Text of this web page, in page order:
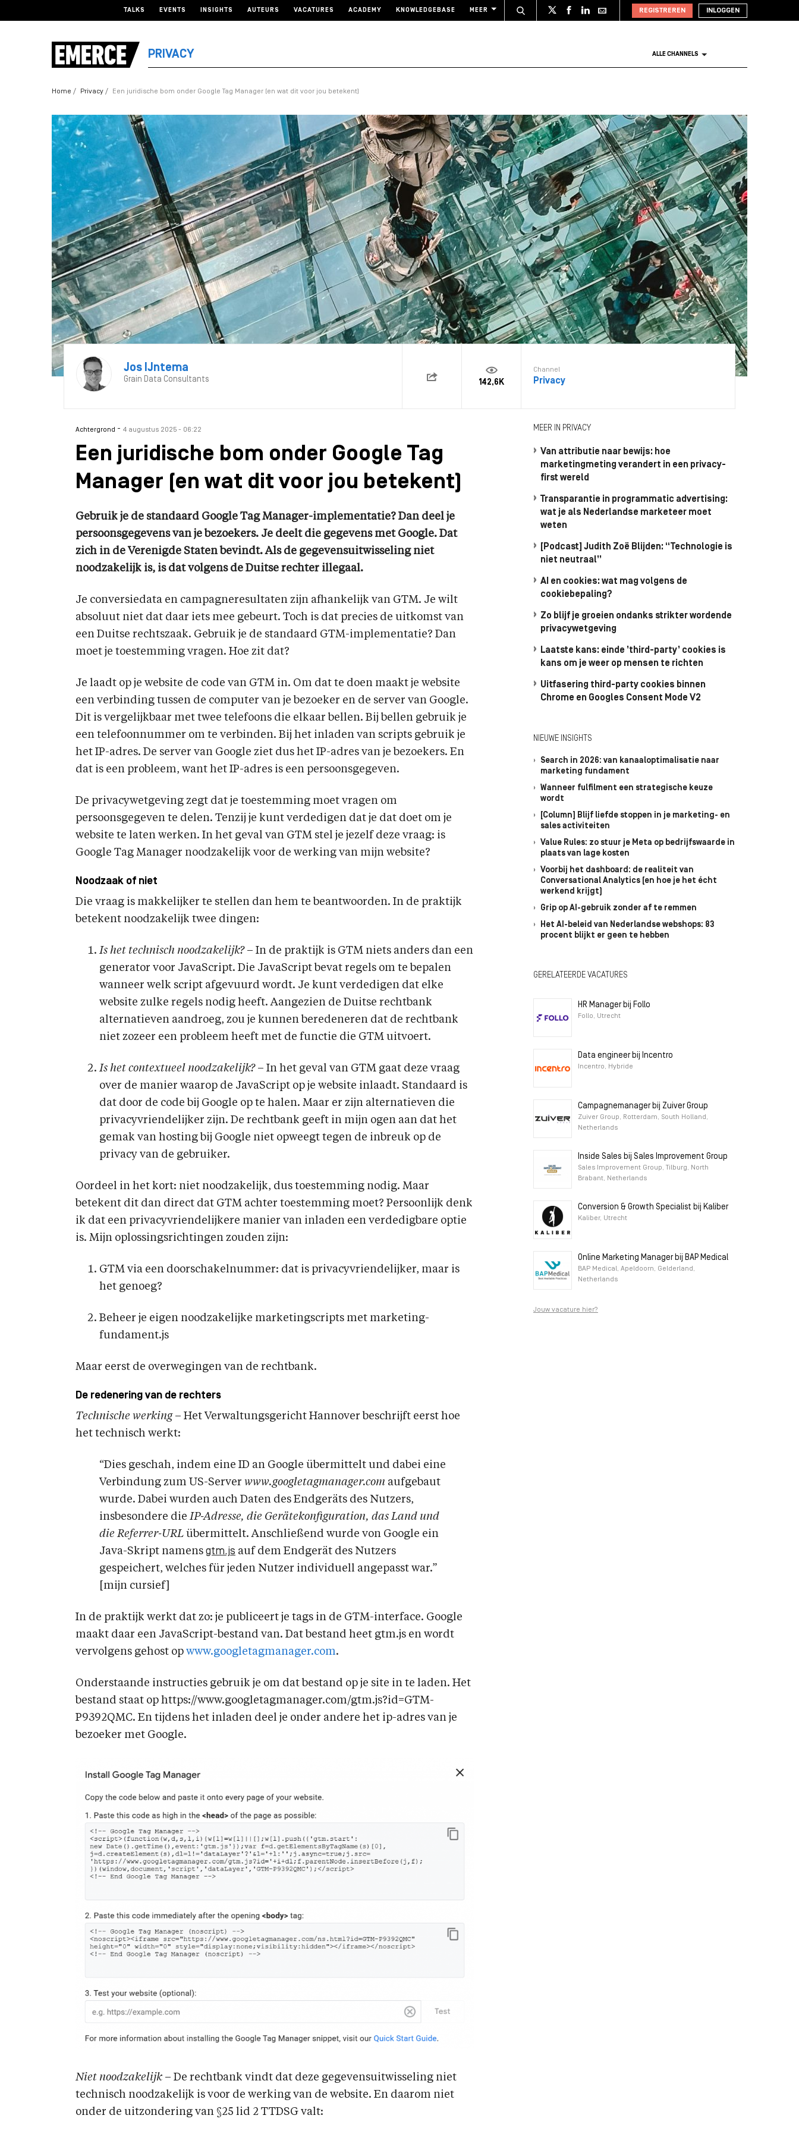
TALKS EVENTS INSIGHTS AUTEURS VACATURES ACADEMY KNOWLEDGEBASE MEER REGISTREREN INLOGGEN
PRIVACY ALLE CHANNELS
Home Privacy Een juridische bom onder Google Tag Manager (en wat dit voor jou betekent)
Jos IJntema
Grain Data Consultants 142,6K
Channel
Privacy
Achtergrond - 4 augustus 2025 - 06:22
Een juridische bom onder Google Tag
Manager (en wat dit voor jou betekent)
Gebruik je de standaard Google Tag Manager-implementatie? Dan deel je
persoonsgegevens van je bezoekers. Je deelt die gegevens met Google. Dat
zich in de Verenigde Staten bevindt. Als de gegevensuitwisseling niet
noodzakelijk is, is dat volgens de Duitse rechter illegaal.
Je conversiedata en campagneresultaten zijn afhankelijk van GTM. Je wilt
absoluut niet dat daar iets mee gebeurt. Toch is dat precies de uitkomst van
een Duitse rechtszaak. Gebruik je de standaard GTM-implementatie? Dan
moet je toestemming vragen. Hoe zit dat?
Je laadt op je website de code van GTM in. Om dat te doen maakt je website
een verbinding tussen de computer van je bezoeker en de server van Google.
Dit is vergelijkbaar met twee telefoons die elkaar bellen. Bij bellen gebruik je
een telefoonnummer om te verbinden. Bij het inladen van scripts gebruik je
het IP-adres. De server van Google ziet dus het IP-adres van je bezoekers. En
dat is een probleem, want het IP-adres is een persoonsgegeven.
De privacywetgeving zegt dat je toestemming moet vragen om
persoonsgegeven te delen. Tenzij je kunt verdedigen dat je dat doet om je
website te laten werken. In het geval van GTM stel je jezelf deze vraag: is
Google Tag Manager noodzakelijk voor de werking van mijn website?
Noodzaak of niet
Die vraag is makkelijker te stellen dan hem te beantwoorden. In de praktijk
betekent noodzakelijk twee dingen:
Is het technisch noodzakelijk?– In de praktijk is GTM niets anders dan een
generator voor JavaScript. Die JavaScript bevat regels om te bepalen
wanneer welk script afgevuurd wordt. Je kunt verdedigen dat elke
website zulke regels nodig heeft. Aangezien de Duitse rechtbank
alternatieven aandroeg, zou je kunnen beredeneren dat de rechtbank
niet zozeer een probleem heeft met de functie die GTM uitvoert.
Is het contextueel noodzakelijk?– In het geval van GTM gaat deze vraag
over de manier waarop de JavaScript op je website inlaadt. Standaard is
dat door de code bij Google op te halen. Maar er zijn alternatieven die
privacyvriendelijker zijn. De rechtbank geeft in mijn ogen aan dat het
gemak van hosting bij Google niet opweegt tegen de inbreuk op de
privacy van de gebruiker.
Oordeel in het kort: niet noodzakelijk, dus toestemming nodig. Maar
betekent dit dan direct dat GTM achter toestemming moet? Persoonlijk denk
ik dat een privacyvriendelijkere manier van inladen een verdedigbare optie
is. Mijn oplossingsrichtingen zouden zijn:
GTM via een doorschakelnummer: dat is privacyvriendelijker, maar is
het genoeg?
Beheer je eigen noodzakelijke marketingscripts met marketing-
fundament.js
Maar eerst de overwegingen van de rechtbank.
De redenering van de rechters
Technische werking– Het Verwaltungsgericht Hannover beschrijft eerst hoe
het technisch werkt:
“Dies geschah, indem eine ID an Google übermittelt und dabei eine
Verbindung zum US-Server www.googletagmanager.com aufgebaut
wurde. Dabei wurden auch Daten des Endgeräts des Nutzers,
insbesondere die IP-Adresse, die Gerätekonfiguration, das Land und
die Referrer-URL übermittelt. Anschließend wurde von Google ein
Java-Skript namens gtm.js auf dem Endgerät des Nutzers
gespeichert, welches für jeden Nutzer individuell angepasst war.”
[mijn cursief]
In de praktijk werkt dat zo: je publiceert je tags in de GTM-interface. Google
maakt daar een JavaScript-bestand van. Dat bestand heet gtm.js en wordt
vervolgens gehost op www.googletagmanager.com.
Onderstaande instructies gebruik je om dat bestand op je site in te laden. Het
bestand staat op https://www.googletagmanager.com/gtm.js?id=GTM-
P9392QMC. En tijdens het inladen deel je onder andere het ip-adres van je
bezoeker met Google.
Niet noodzakelijk – De rechtbank vindt dat deze gegevensuitwisseling niet
technisch noodzakelijk is voor de werking van de website. En daarom niet
onder de uitzondering van §25 lid 2 TTDSG valt:
MEER IN PRIVACY
Van attributie naar bewijs: hoe
marketingmeting verandert in een privacy-
first wereld
Transparantie in programmatic advertising:
wat je als Nederlandse marketeer moet
weten
[Podcast] Judith Zoë Blijden: “Technologie is
niet neutraal”
AI en cookies: wat mag volgens de
cookiebepaling?
Zo blijf je groeien ondanks strikter wordende
privacywetgeving
Laatste kans: einde ’third-party’ cookies is
kans om je weer op mensen te richten
Uitfasering third-party cookies binnen
Chrome en Googles Consent Mode V2
NIEUWE INSIGHTS
Search in 2026: van kanaaloptimalisatie naar
marketing fundament
Wanneer fulfilment een strategische keuze
wordt
[Column] Blijf liefde stoppen in je marketing- en
sales activiteiten
Value Rules: zo stuur je Meta op bedrijfswaarde in
plaats van lage kosten
Voorbij het dashboard: de realiteit van
Conversational Analytics (en hoe je het écht
werkend krijgt)
Grip op AI-gebruik zonder af te remmen
Het AI-beleid van Nederlandse webshops: 83
procent blijkt er geen te hebben
GERELATEERDE VACATURES
HR Manager bij Follo
Follo, Utrecht
Data engineer bij Incentro
Incentro, Hybride
Campagnemanager bij Zuiver Group
Zuiver Group, Rotterdam, South Holland,
Netherlands
Inside Sales bij Sales Improvement Group
Sales Improvement Group, Tilburg, North
Brabant, Netherlands
Conversion & Growth Specialist bij Kaliber
Kaliber, Utrecht
Online Marketing Manager bij BAP Medical
BAP Medical, Apeldoorn, Gelderland,
Netherlands
Jouw vacature hier?